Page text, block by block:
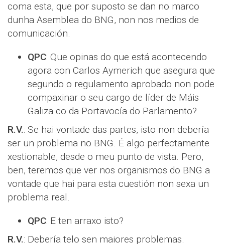
coma esta, que por suposto se dan no marco
dunha Asemblea do BNG, non nos medios de
comunicación.
QPC: Que opinas do que está acontecendo
agora con Carlos Aymerich que asegura que
segundo o regulamento aprobado non pode
compaxinar o seu cargo de líder de Máis
Galiza co da Portavocía do Parlamento?
R.V.: Se hai vontade das partes, isto non debería
ser un problema no BNG. É algo perfectamente
xestionable, desde o meu punto de vista. Pero,
ben, teremos que ver nos organismos do BNG a
vontade que hai para esta cuestión non sexa un
problema real.
QPC: E ten arraxo isto?
R.V.: Debería telo sen maiores problemas.